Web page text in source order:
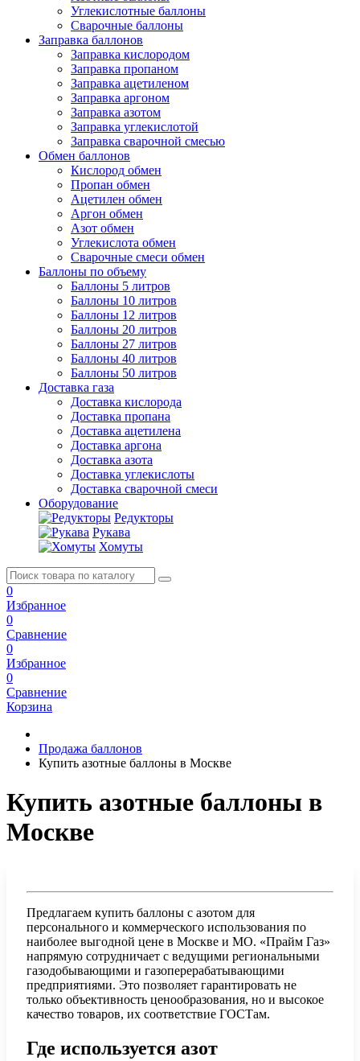
Углекислотные баллоны
Сварочные баллоны
Заправка баллонов
Заправка кислородом
Заправка пропаном
Заправка ацетиленом
Заправка аргоном
Заправка азотом
Заправка углекислотой
Заправка сварочной смесью
Обмен баллонов
Кислород обмен
Пропан обмен
Ацетилен обмен
Аргон обмен
Азот обмен
Углекислота обмен
Сварочные смеси обмен
Баллоны по объему
Баллоны 5 литров
Баллоны 10 литров
Баллоны 12 литров
Баллоны 20 литров
Баллоны 27 литров
Баллоны 40 литров
Баллоны 50 литров
Доставка газа
Доставка кислорода
Доставка пропана
Доставка ацетилена
Доставка аргона
Доставка азота
Доставка углекислоты
Доставка сварочной смеси
Оборудование
Редукторы
Рукава
Хомуты
0
Избранное
0
Сравнение
0
Избранное
0
Сравнение
Корзина
Продажа баллонов
Купить азотные баллоны в Москве
Купить азотные баллоны в
Москве
Предлагаем купить баллоны с азотом для
персонального и коммерческого использования по
наиболее выгодной цене в Москве и МО. «Прайм Газ»
напрямую сотрудничает с ведущими региональными
газодобывающими и газоперерабатывающими
предприятиями. Это позволяет гарантировать не
только объективность ценообразования, но и высокое
качество товаров, их соответствие ГОСТам.
Где используется азот